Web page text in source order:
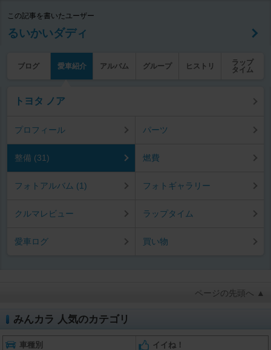
この記事を書いたユーザー
るいかいダディ
ブログ 愛車紹介 アルバム グループ ヒストリ
ラップ
タイム
トヨタ ノア
プロフィール パーツ
整備 (31) 燃費
フォトアルバム (1) フォトギャラリー
クルマレビュー ラップタイム
愛車ログ 買い物
ページの先頭へ ▲
みんカラ 人気のカテゴリ
車種別 イイね！